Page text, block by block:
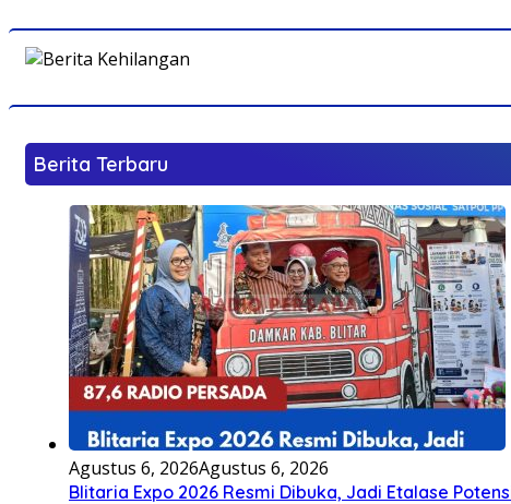
Berita Terbaru
Agustus 6, 2026Agustus 6, 2026
Blitaria Expo 2026 Resmi Dibuka, Jadi Etalase